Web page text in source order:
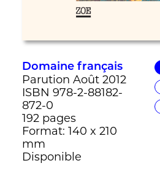
Domaine français
Parution Août 2012
ISBN 978-2-88182-
872-0
192 pages
Format: 140 x 210
mm
Disponible